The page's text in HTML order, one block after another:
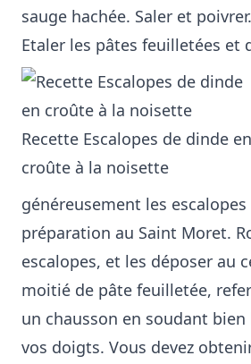
sauge hachée. Saler et poivrer.
Etaler les pâtes feuilletées et
Recette Escalopes de dinde en
croûte à la noisette
généreusement les escalopes
préparation au Saint Moret.
escalopes, et les déposer au
moitié de pâte feuilletée,
un chausson en soudant bien
vos doigts. Vous devez